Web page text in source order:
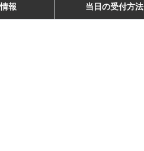
報 当日の受付方法